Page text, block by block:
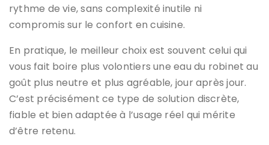
rythme de vie, sans complexité inutile ni
compromis sur le confort en cuisine.
En pratique, le meilleur choix est souvent celui qui
vous fait boire plus volontiers une eau du robinet au
goût plus neutre et plus agréable, jour après jour.
C’est précisément ce type de solution discrète,
fiable et bien adaptée à l’usage réel qui mérite
d’être retenu.